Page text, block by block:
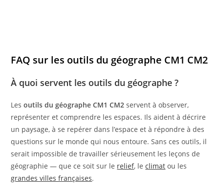
FAQ sur les outils du géographe CM1 CM2
À quoi servent les outils du géographe ?
Lesoutils du géographe CM1 CM2 servent à observer,
représenter et comprendre les espaces. Ils aident à décrire
un paysage, à se repérer dans l’espace et à répondre à des
questions sur le monde qui nous entoure. Sans ces outils, il
serait impossible de travailler sérieusement les leçons de
géographie — que ce soit sur le relief, leclimat ou les
grandes villes françaises.